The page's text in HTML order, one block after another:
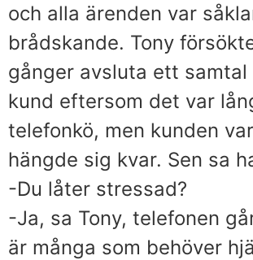
och alla ärenden var
brådskande. Tony
gånger avsluta ett samtal
kund eftersom det var
telefonkö, men kunden
hängde sig kvar. Sen sa
-Du låter stressad?
-Ja, sa Tony, telefonen
är många som behöver